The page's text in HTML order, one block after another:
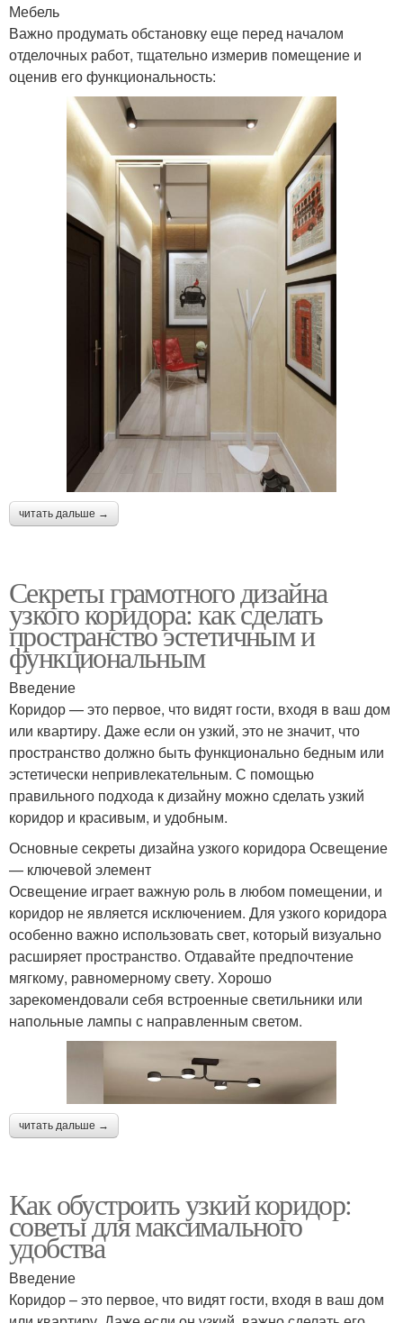
Мебель
Важно продумать обстановку еще перед началом
отделочных работ, тщательно измерив помещение и
оценив его функциональность:
читать дальше →
Секреты грамотного дизайна
узкого коридора: как сделать
пространство эстетичным и
функциональным
Введение
Коридор — это первое, что видят гости, входя в ваш дом
или квартиру. Даже если он узкий, это не значит, что
пространство должно быть функционально бедным или
эстетически непривлекательным. С помощью
правильного подхода к дизайну можно сделать узкий
коридор и красивым, и удобным.
Основные секреты дизайна узкого коридора Освещение
— ключевой элемент
Освещение играет важную роль в любом помещении, и
коридор не является исключением. Для узкого коридора
особенно важно использовать свет, который визуально
расширяет пространство. Отдавайте предпочтение
мягкому, равномерному свету. Хорошо
зарекомендовали себя встроенные светильники или
напольные лампы с направленным светом.
читать дальше →
Как обустроить узкий коридор:
советы для максимального
удобства
Введение
Коридор – это первое, что видят гости, входя в ваш дом